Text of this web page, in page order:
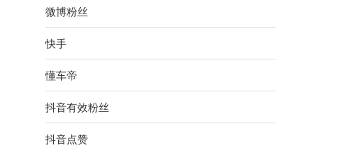
微博粉丝
快手
懂车帝
抖音有效粉丝
抖音点赞